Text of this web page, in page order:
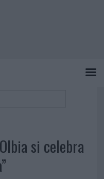
si celebra